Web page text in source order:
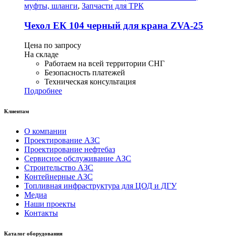
муфты, шланги, Запчасти для ТРК
Чехол ЕК 104 черный для крана ZVA-25
Цена по запросу
На складе
Работаем на всей территории СНГ
Безопасность платежей
Техническая консультация
Подробнее
Клиентам
О компании
Проектирование АЗС
Проектирование нефтебаз
Сервисное обслуживание АЗС
Строительство АЗС
Контейнерные АЗС
Топливная инфраструктура для ЦОД и ДГУ
Медиа
Наши проекты
Контакты
Каталог оборудования